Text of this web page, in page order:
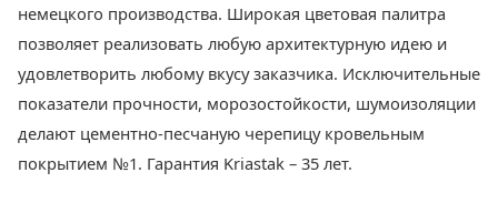
немецкого производства. Широкая цветовая палитра
позволяет реализовать любую архитектурную идею и
удовлетворить любому вкусу заказчика. Исключительные
показатели прочности, морозостойкости, шумоизоляции
делают цементно-песчаную черепицу кровельным
покрытием №1. Гарантия Kriastak – 35 лет.